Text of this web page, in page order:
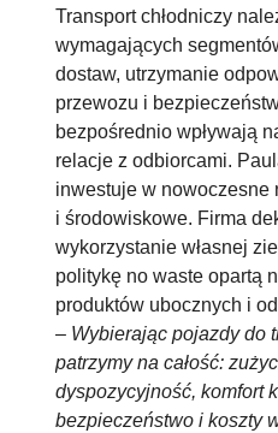
Transport chłodniczy
wymagających
dostaw, utrzymanie
przewozu i
bezpośrednio wpływają
relacje z odbiorcami.
inwestuje w
i środowiskowe. Firma
wykorzystanie własnej
politykę no waste opartą
produktów ubocznych i
– Wybierając pojazdy do
patrzymy na całość:
dyspozycyjność, komfort
bezpieczeństwo i koszty